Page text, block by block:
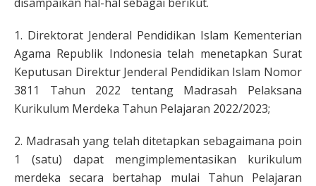
1. Direktorat Jenderal Pendidikan Islam Kementerian
Agama Republik Indonesia telah menetapkan Surat
Keputusan Direktur Jenderal Pendidikan Islam Nomor
3811 Tahun 2022 tentang Madrasah Pelaksana
Kurikulum Merdeka Tahun Pelajaran 2022/2023;
2. Madrasah yang telah ditetapkan sebagaimana poin
1 (satu) dapat mengimplementasikan kurikulum
merdeka secara bertahap mulai Tahun Pelajaran